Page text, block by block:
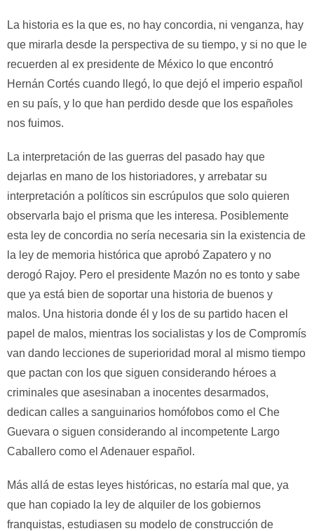
La historia es la que es, no hay concordia, ni venganza, hay
que mirarla desde la perspectiva de su tiempo, y si no que le
recuerden al ex presidente de México lo que encontró
Hernán Cortés cuando llegó, lo que dejó el imperio español
en su país, y lo que han perdido desde que los españoles
nos fuimos.
La interpretación de las guerras del pasado hay que
dejarlas en mano de los historiadores, y arrebatar su
interpretación a políticos sin escrúpulos que solo quieren
observarla bajo el prisma que les interesa. Posiblemente
esta ley de concordia no sería necesaria sin la existencia de
la ley de memoria histórica que aprobó Zapatero y no
derogó Rajoy. Pero el presidente Mazón no es tonto y sabe
que ya está bien de soportar una historia de buenos y
malos. Una historia donde él y los de su partido hacen el
papel de malos, mientras los socialistas y los de Compromís
van dando lecciones de superioridad moral al mismo tiempo
que pactan con los que siguen considerando héroes a
criminales que asesinaban a inocentes desarmados,
dedican calles a sanguinarios homófobos como el Che
Guevara o siguen considerando al incompetente Largo
Caballero como el Adenauer español.
Más allá de estas leyes históricas, no estaría mal que, ya
que han copiado la ley de alquiler de los gobiernos
franquistas, estudiasen su modelo de construcción de